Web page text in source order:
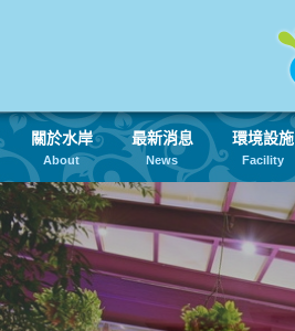
關於水岸
About
最新消息
News
環境設施
Facility